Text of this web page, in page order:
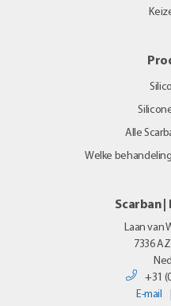
Alle
Welke
Scarban |
Laan van
7336 AZ
+31
E-mail